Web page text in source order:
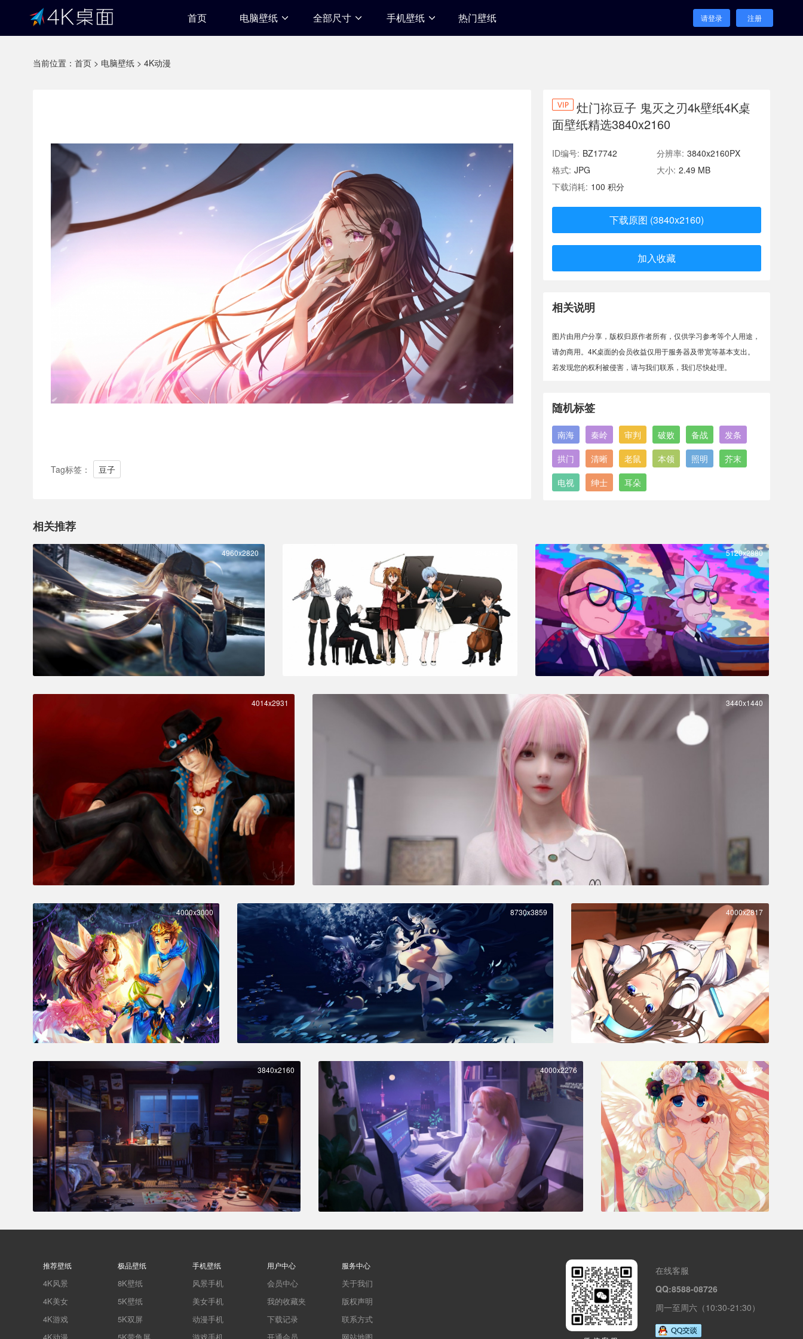
首页 电脑壁纸 全部尺寸 手机壁纸 热门壁纸 注册
请登录
当前位置： 首页 > 电脑壁纸 > 4K动漫
Tag标签： 豆子
灶门祢豆子 鬼灭之刃4k壁纸4K桌
面壁纸精选3840x2160
ID编号: BZ17742 分辨率: 3840x2160PX
格式: JPG 大小: 2.49 MB
下载消耗: 100 积分
下载原图 (3840x2160)
加入收藏
相关说明
图片由用户分享，版权归原作者所有，仅供学习参考等个人用途，
请勿商用。4K桌面的会员收益仅用于服务器及带宽等基本支出。
若发现您的权利被侵害，请与我们联系，我们尽快处理。
随机标签
南海 秦岭 审判 破败 备战
发条
拱门
清晰 老鼠 本领 照明
芥末
电视
绅士 耳朵
相关推荐
4960x2820 5120x2880
4014x2931 3440x1440
4000x3000 8730x3859 4000x2817
3840x2160 4000x2276 3840x3427
推荐壁纸
4K风景
4K美女
4K游戏
极品壁纸
8K壁纸
5K壁纸
5K双屏
手机壁纸
风景手机
美女手机
动漫手机
用户中心
会员中心
我的收藏夹
下载记录
服务中心
关于我们
版权声明
联系方式
在线客服
QQ:8588-08726
周一至周六（10:30-21:30）